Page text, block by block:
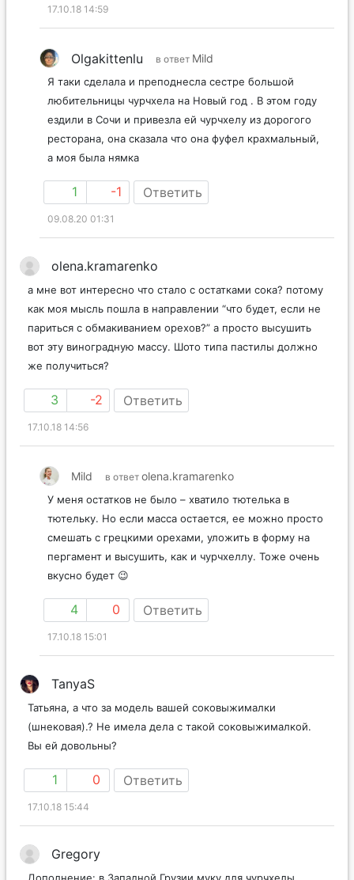
17.10.18 14:59
Olgakittenlu в ответ Mild
Я таки сделала и преподнесла сестре большой
любительницы чурчхела на Новый год . В этом году
ездили в Сочи и привезла ей чурчхелу из дорогого
ресторана, она сказала что она фуфел крахмальный,
а моя была нямка
1 -1 Ответить
09.08.20 01:31
olena.kramarenko
а мне вот интересно что стало с остатками сока? потому
как моя мысль пошла в направлении “что будет, если не
париться с обмакиванием орехов?” а просто высушить
вот эту виноградную массу. Шото типа пастилы должно
же получиться?
3 -2 Ответить
17.10.18 14:56
Mild в ответ olena.kramarenko
У меня остатков не было – хватило тютелька в
тютельку. Но если масса остается, ее можно просто
смешать с грецкими орехами, уложить в форму на
пергамент и высушить, как и чурчхеллу. Тоже очень
вкусно будет 😉
4 0 Ответить
17.10.18 15:01
TanyaS
Татьяна, а что за модель вашей соковыжималки
(шнековая).? Не имела дела с такой соковыжималкой.
Вы ей довольны?
1 0 Ответить
17.10.18 15:44
Gregory